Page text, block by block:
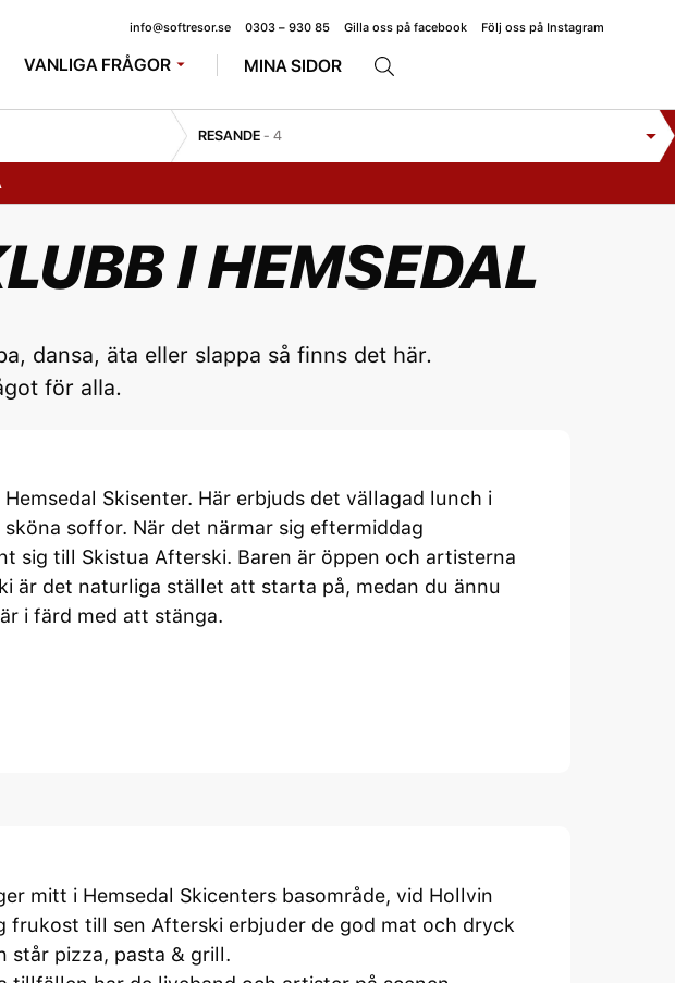
info@softresor.se 0303 – 930 85 Gilla oss på facebook Följ oss på Instagram
VANLIGA FRÅGOR MINA SIDOR
RESANDE - 4
I HEMSEDAL
dansa, äta eller slappa så finns det här.
för alla.
Skisenter. Här erbjuds det vällagad lunch i
soffor. När det närmar sig eftermiddag
sig till Skistua Afterski. Baren är öppen och artisterna
är det naturliga stället att starta på, medan du ännu
i färd med att stänga.
mitt i Hemsedal Skicenters basområde, vid Hollvin
frukost till sen Afterski erbjuder de god mat och dryck
står pizza, pasta & grill.